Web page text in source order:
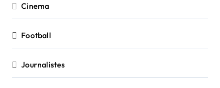
Cinema
Football
Journalistes